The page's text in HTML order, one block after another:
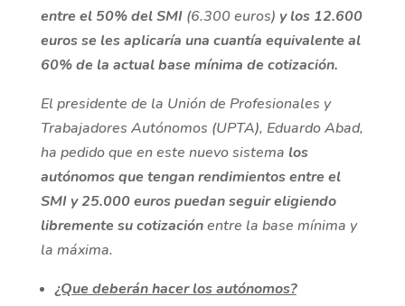
entre el 50% del SMI(6.300 euros) y los 12.600
euros se les aplicaría una cuantía equivalente al
60% de la actual base mínima de cotización.
El presidente de la Unión de Profesionales y
Trabajadores Autónomos (UPTA), Eduardo Abad,
ha pedido que en este nuevo sistema los
autónomos que tengan rendimientos entre el
SMI y 25.000 euros puedan seguir eligiendo
libremente su cotizaciónentre la base mínima y
la máxima.
¿Que deberán hacer los autónomos?